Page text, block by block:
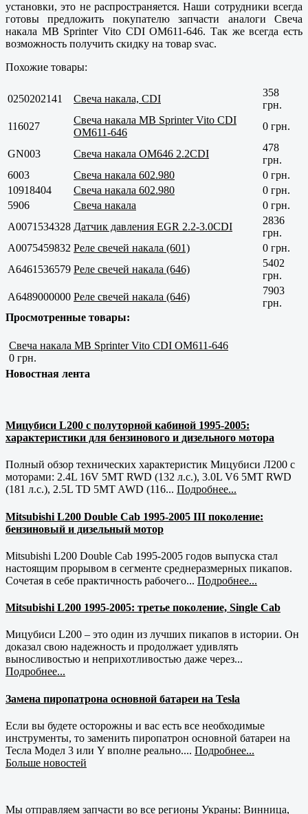
установки, это не распространяется. Наши сотрудники всегда
готовы предложить покупателю запчасти аналоги Свеча
накала MB Sprinter Vito CDI OM611-646. Так же всегда есть
возможность получить скидку на товар svac.
Похожие товары:
0250202141 Свеча накала, CDI
358
грн.
116027
Свеча накала MB Sprinter Vito CDI
OM611-646
0 грн.
GN003 Свеча накала OM646 2.2CDI
478
грн.
6003
Свеча накала 602.980
0 грн.
10918404
Свеча накала 602.980
0 грн.
5906
Свеча накала
0 грн.
A0071534328 Датчик давления EGR 2.2-3.0CDI
2836
грн.
A0075459832 Реле свечей накала (601)
0 грн.
A6461536579 Реле свечей накала (646)
5402
грн.
A6489000000 Реле свечей накала (646)
7903
грн.
Просмотренные товары:
Свеча накала MB Sprinter Vito CDI OM611-646
0 грн.
Новостная лента
Мицубиси L200 с полуторной кабиной 1995-2005:
характеристики для бензинового и дизельного мотора
Полный обзор технических характеристик Мицубиси Л200 с
моторами: 2.4L 16V 5MT RWD (132 л.с.), 3.0L V6 5MT RWD
(181 л.с.), 2.5L TD 5MT AWD (116... Подробнее...
Mitsubishi L200 Double Cab 1995-2005 III поколение:
бензиновый и дизельный мотор
Mitsubishi L200 Double Cab 1995-2005 годов выпуска стал
настоящим прорывом в сегменте среднеразмерных пикапов.
Сочетая в себе практичность рабочего... Подробнее...
Mitsubishi L200 1995-2005: третье поколение, Single Cab
Мицубиси L200 – это один из лучших пикапов в истории. Он
доказал свою надежность и продолжает удивлять
выносливостью и неприхотливостью даже через...
Подробнее...
Замена пиропатрона основной батареи на Tesla
Если вы будете осторожны и вас есть все необходимые
инструменты, то заменить пиропатрон основной батареи на
Тесла Модел 3 или Y вполне реально.... Подробнее...
Больше новостей
Мы отправляем запчасти во все регионы Украны: Винница,